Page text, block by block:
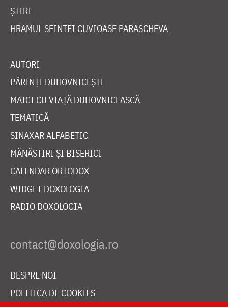
ȘTIRI
HRAMUL SFINTEI CUVIOASE PARASCHEVA
AUTORI
PĂRINȚI DUHOVNICEȘTI
MAICI CU VIAȚĂ DUHOVNICEASCĂ
TEMATICĂ
SINAXAR ALFABETIC
MĂNĂSTIRI ȘI BISERICI
CALENDAR ORTODOX
WIDGET DOXOLOGIA
RADIO DOXOLOGIA
DESPRE NOI
POLITICA DE COOKIES